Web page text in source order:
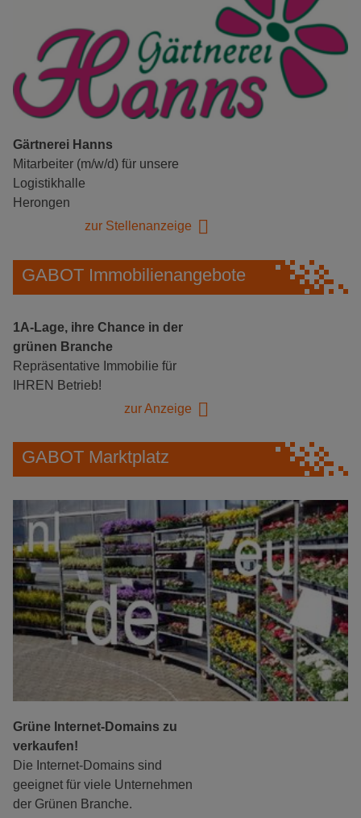
Gärtnerei Hanns
Mitarbeiter (m/w/d) für unsere
Logistikhalle
Herongen
zur Stellenanzeige
GABOT Immobilienangebote
1A-Lage, ihre Chance in der
grünen Branche
Repräsentative Immobilie für
IHREN Betrieb!
zur Anzeige
GABOT Marktplatz
Grüne Internet-Domains zu
verkaufen!
Die Internet-Domains sind
geeignet für viele Unternehmen
der Grünen Branche.